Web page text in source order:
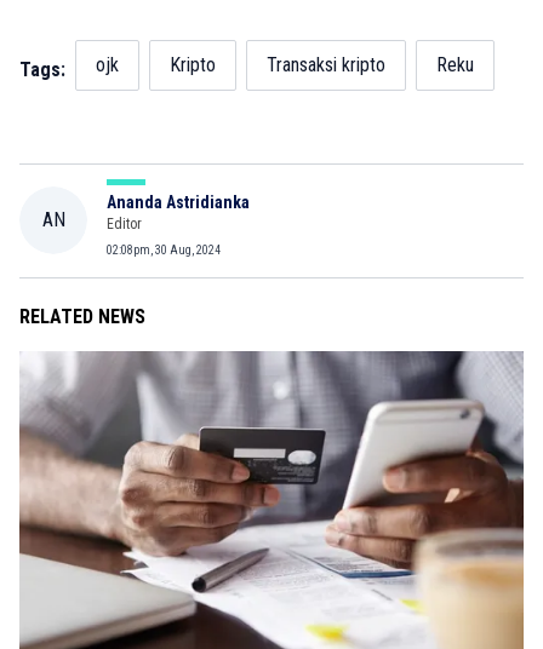
Tags: ojk Kripto Transaksi kripto Reku
AN
Ananda Astridianka
Editor
02:08pm, 30 Aug, 2024
RELATED NEWS